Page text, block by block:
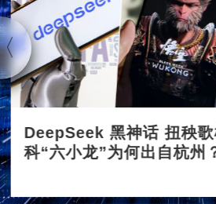
DeepSeek 黑神话 扭秧
科“六小龙”为何出自杭州